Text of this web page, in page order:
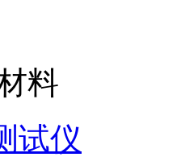
料
试仪